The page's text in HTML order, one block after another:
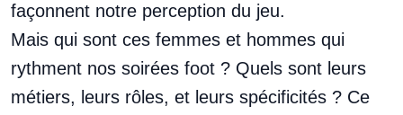
façonnent notre perception du jeu.
Mais qui sont ces femmes et hommes qui
rythment nos soirées foot ? Quels sont leurs
métiers, leurs rôles, et leurs spécificités ? Ce